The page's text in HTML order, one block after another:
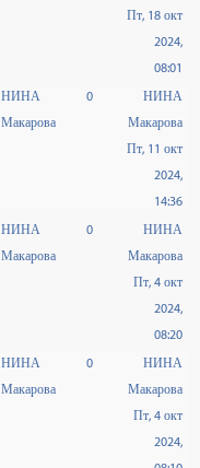
Пт, 18 окт
2024,
08:01
НИНА
Макарова
0
НИНА
Макарова
Пт, 11 окт
2024,
14:36
НИНА
Макарова
0
НИНА
Макарова
Пт, 4 окт
2024,
08:20
НИНА
Макарова
0
НИНА
Макарова
Пт, 4 окт
2024,